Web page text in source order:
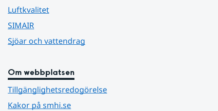
Luftkvalitet
SIMAIR
Sjöar och vattendrag
Om webbplatsen
Tillgänglighetsredogörelse
Kakor på smhi.se